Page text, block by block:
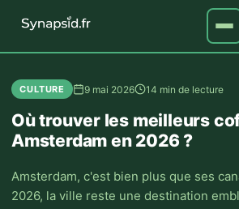
CULTURE 9 mai 2026 14 min de lecture
Où trouver les meilleurs
Amsterdam en 2026 ?
Amsterdam, c'est bien plus que ses
2026, la ville reste une destination